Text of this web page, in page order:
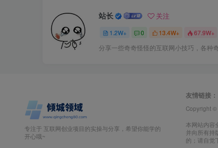
站长 关注
1.2W+ 0 13.4W+ 67.9W+
分享一些奇奇怪怪的互联网小技巧，各种
专注于 互联网创业项目的实操与分享，希望你能学的
开心哦~
友情链接：
Copyright ©
本网站内容
并向所有持
的；请自觉